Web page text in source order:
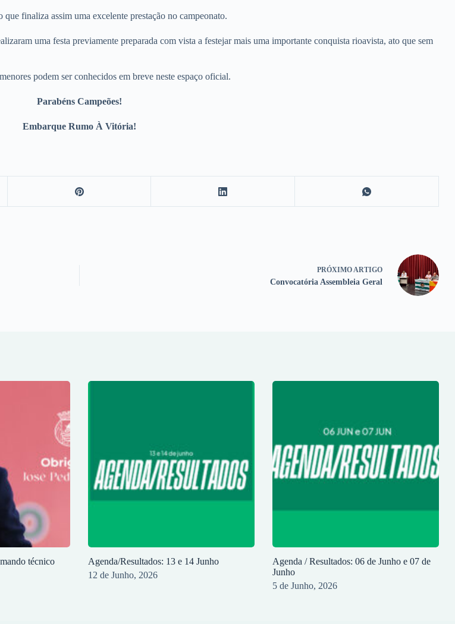
finaliza assim uma excelente prestação no campeonato.
uma festa previamente preparada com vista a festejar mais uma importante conquista rioavista, ato que sem
podem ser conhecidos em breve neste espaço oficial.
Parabéns Campeões!
Embarque Rumo À Vitória!
PRÓXIMO ARTIGO
Convocatória Assembleia Geral
técnico
Agenda/Resultados: 13 e 14 Junho
12 de Junho, 2026
Agenda / Resultados: 06 de Junho e 07 de
Junho
5 de Junho, 2026